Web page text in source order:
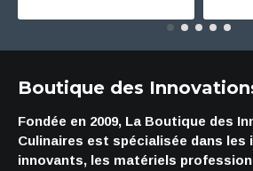
Boutique des
Fondée en 2009, La Boutique des
Culinaires est spécialisée dans les
innovants, les matériels